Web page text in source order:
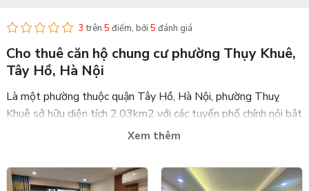
Tây Hồ Cho thuê căn hộ tại Thụy Khuê
3 trên 5 điểm, bởi 5 đánh giá
Cho thuê căn hộ chung cư phường Thụy Khuê,
Tây Hồ, Hà Nội
Là một phường thuộc quận Tây Hồ, Hà Nội, phường Thuỵ
Khuê sở hữu diện tích 2.03km2 với các tuyến phố chính nỏi bật
là Nguyễn Đình Thi, Hoàng Hoa Thám, Thụy Khuê, Văn Cao.
lợi trực tiếp từ mặt Hồ Tây. Nơi đây quy tụ đa dạng các địa chỉ
ăn uống nổi tiếng, đồng thời là nơi tập trung đông đảo người
Xem thêm